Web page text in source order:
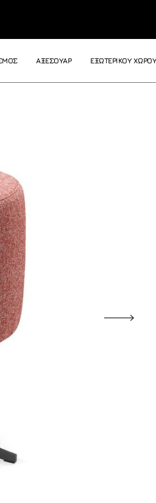
ΑΞΕΣΟΥΑΡ ΕΞΩΤΕΡΙΚΟΥ ΧΩΡΟΥ